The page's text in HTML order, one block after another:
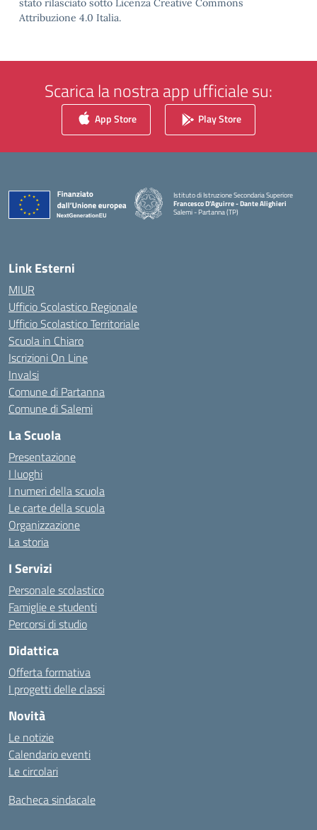
stato rilasciato sotto Licenza Creative Commons
Attribuzione 4.0 Italia.
Scarica la nostra app ufficiale su:
App Store Play Store
Istituto di Istruzione Secondaria Superiore
Francesco D'Aguirre - Dante Alighieri
Salemi - Partanna (TP)
Link Esterni
MIUR
Ufficio Scolastico Regionale
Ufficio Scolastico Territoriale
Scuola in Chiaro
Iscrizioni On Line
Invalsi
Comune di Partanna
Comune di Salemi
La Scuola
Presentazione
I luoghi
I numeri della scuola
Le carte della scuola
Organizzazione
La storia
I Servizi
Personale scolastico
Famiglie e studenti
Percorsi di studio
Didattica
Offerta formativa
I progetti delle classi
Novità
Le notizie
Calendario eventi
Le circolari
Bacheca sindacale